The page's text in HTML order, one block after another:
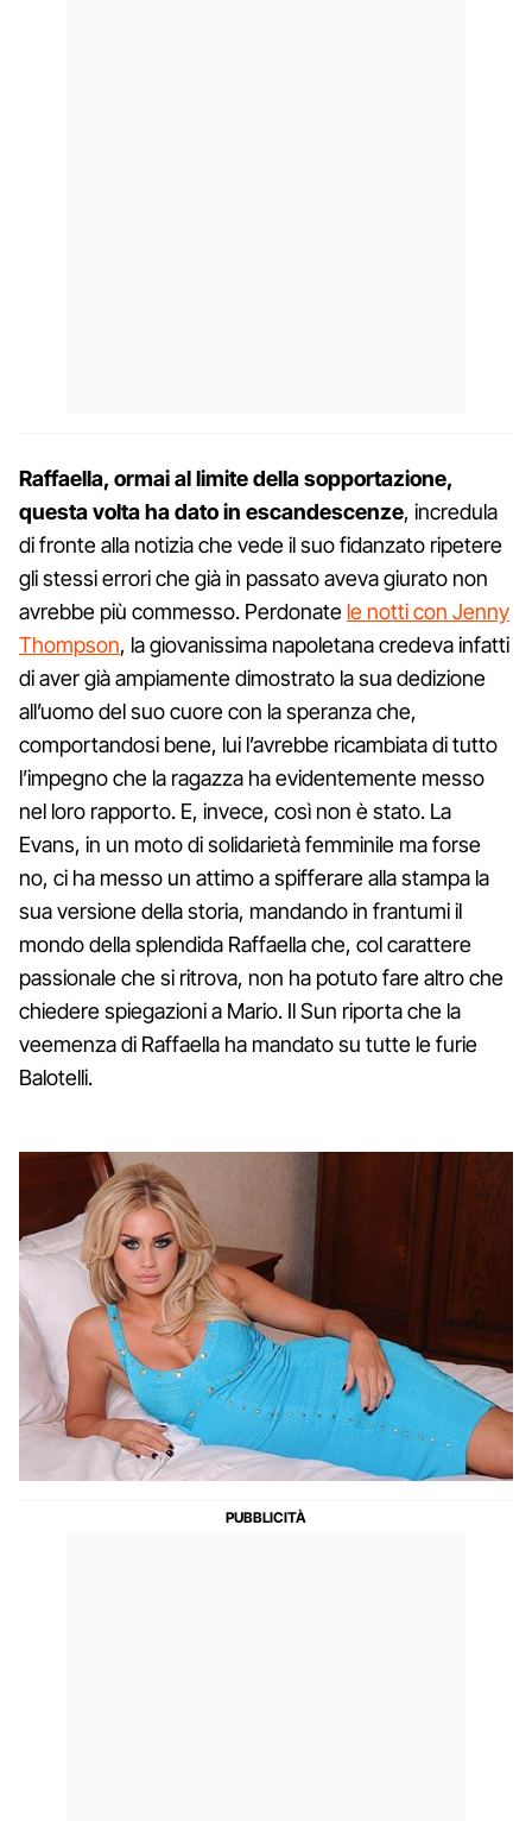
Raffaella, ormai al limite della sopportazione,
questa volta ha dato in escandescenze, incredula
di fronte alla notizia che vede il suo fidanzato ripetere
gli stessi errori che già in passato aveva giurato non
avrebbe più commesso. Perdonate le notti con Jenny
Thompson, la giovanissima napoletana credeva infatti
di aver già ampiamente dimostrato la sua dedizione
all’uomo del suo cuore con la speranza che,
comportandosi bene, lui l’avrebbe ricambiata di tutto
l’impegno che la ragazza ha evidentemente messo
nel loro rapporto. E, invece, così non è stato. La
Evans, in un moto di solidarietà femminile ma forse
no, ci ha messo un attimo a spifferare alla stampa la
sua versione della storia, mandando in frantumi il
mondo della splendida Raffaella che, col carattere
passionale che si ritrova, non ha potuto fare altro che
chiedere spiegazioni a Mario. Il Sun riporta che la
veemenza di Raffaella ha mandato su tutte le furie
Balotelli.